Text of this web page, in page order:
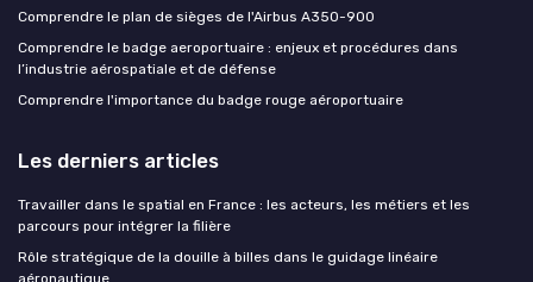
Comprendre le plan de sièges de l'Airbus A350-900
Comprendre le badge aeroportuaire : enjeux et procédures dans
l’industrie aérospatiale et de défense
Comprendre l'importance du badge rouge aéroportuaire
Les derniers articles
Travailler dans le spatial en France : les acteurs, les métiers et les
parcours pour intégrer la filière
Rôle stratégique de la douille à billes dans le guidage linéaire